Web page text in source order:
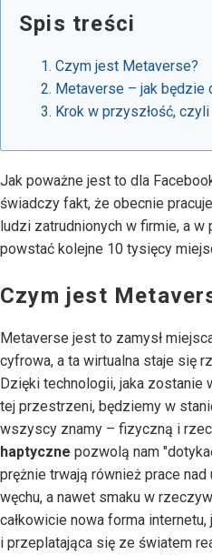
Spis treści
Czym jest Metaverse?
Metaverse – jak będzie
Krok w przyszłość,
Jak poważne jest to dla
świadczy fakt, że obecnie
ludzi zatrudnionych w firmie, a
powstać kolejne 10 tysięcy
Czym jest
Metaverse jest to zamysł
cyfrowa, a ta wirtualna staje się
Dzięki technologii, jaka
tej przestrzeni, będziemy w
wszyscy znamy – fizyczną i
haptyczne pozwolą nam
prężnie trwają również prace
węchu, a nawet smaku w
całkowicie nowa forma
i przeplatająca się ze światem